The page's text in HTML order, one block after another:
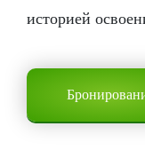
историей